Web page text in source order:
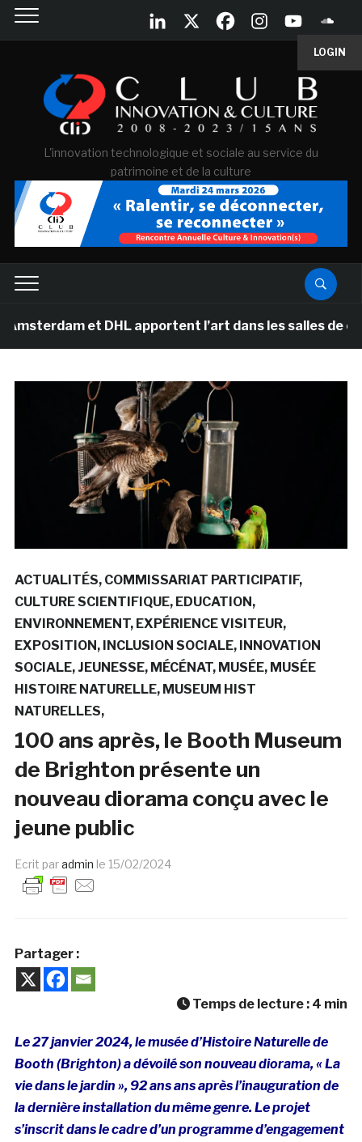
LOGIN
L'innovation technologique et sociale au service du
patrimoine et de la culture
et DHL apportent l’art dans les salles de classe
ACTUALITÉS COMMISSARIAT PARTICIPATIF
CULTURE SCIENTIFIQUE EDUCATION
ENVIRONNEMENT EXPÉRIENCE VISITEUR
EXPOSITION INCLUSION SOCIALE INNOVATION
SOCIALE JEUNESSE MÉCÉNAT MUSÉE MUSÉE
HISTOIRE NATURELLE MUSEUM HIST
NATURELLES
100 ans après, le Booth Museum
de Brighton présente un
nouveau diorama conçu avec le
jeune public
Ecrit paradmin le 15/02/2024
Partager :
Temps de lecture : 4 min
Le 27 janvier 2024, le musée d’Histoire Naturelle de
Booth (Brighton) a dévoilé son nouveau diorama, « La
vie dans le jardin », 92 ans ans après l’inauguration de
la dernière installation du même genre. Le projet
s’inscrit dans le cadre d’un programme d’engagement